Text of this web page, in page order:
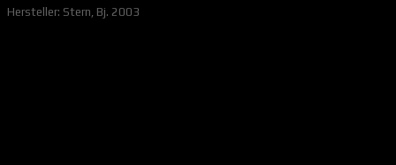
Hersteller: Stern, Bj. 2003